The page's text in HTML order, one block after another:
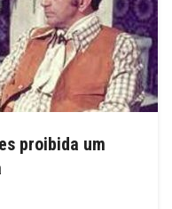
proibida um